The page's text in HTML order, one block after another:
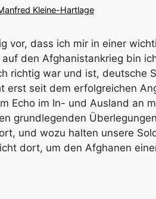
Kleine-Hartlage
vor, dass ich mir in einer
den Afghanistankrieg bin
richtig war und ist, deutsche
erst seit dem erfolgreichen
Echo im In- und Ausland an
grundlegenden
und wozu halten unsere
dort, um den Afghanen